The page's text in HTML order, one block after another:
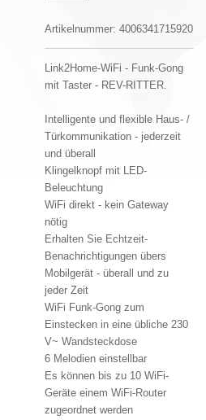
Artikelnummer: 4006341715920
Link2Home-WiFi - Funk-Gong
mit Taster - REV-RITTER.
Intelligente und flexible Haus- /
Türkommunikation - jederzeit
und überall
Klingelknopf mit LED-
Beleuchtung
WiFi direkt - kein Gateway
nötig
Erhalten Sie Echtzeit-
Benachrichtigungen übers
Mobilgerät - überall und zu
jeder Zeit
WiFi Funk-Gong zum
Einstecken in eine übliche 230
V~ Wandsteckdose
6 Melodien einstellbar
Es können bis zu 10 WiFi-
Geräte einem WiFi-Router
zugeordnet werden